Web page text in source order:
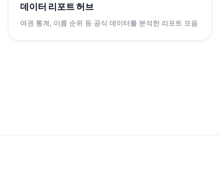
데이터 리포트 허브
여권 통계, 이름 순위 등 공식 데이터를 분석한 리포트 모음